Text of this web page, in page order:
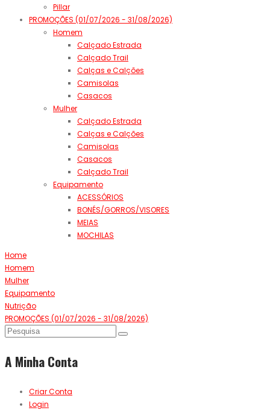
Pillar
PROMOÇÕES (01/07/2026 - 31/08/2026)
Homem
Calçado Estrada
Calçado Trail
Calças e Calções
Camisolas
Casacos
Mulher
Calçado Estrada
Calças e Calções
Camisolas
Casacos
Calçado Trail
Equipamento
ACESSÓRIOS
BONÉS/GORROS/VISORES
MEIAS
MOCHILAS
Home
Homem
Mulher
Equipamento
Nutrição
PROMOÇÕES (01/07/2026 - 31/08/2026)
A Minha Conta
Criar Conta
Login